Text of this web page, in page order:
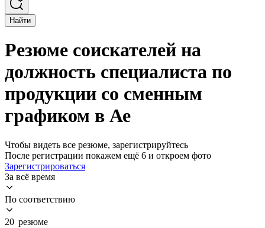
Найти
Резюме соискателей на
должность специалиста по
продукции со сменным
графиком в Ае
Чтобы видеть все резюме, зарегистрируйтесь
После регистрации покажем ещё 6 и откроем фото
Зарегистрироваться
За всё время
По соответствию
20 резюме